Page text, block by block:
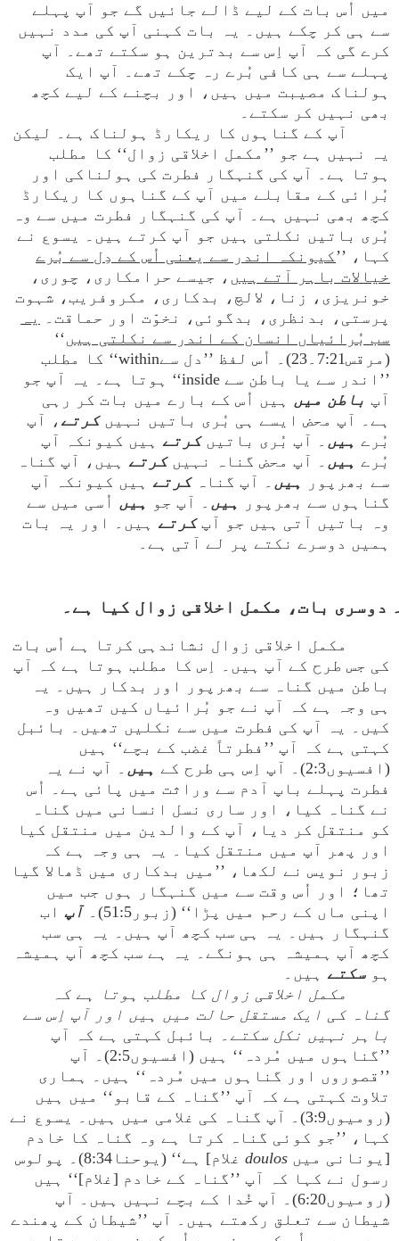
میں اُس بات کے لیے ڈالے جائیں گے جو آپ پہلے
سے ہی کر چکے ہیں۔ یہ بات کہنی آپ کی مدد نہیں
کرے گی کہ آپ اِس سے بدترین ہو سکتے تھے۔ آپ
پہلے سے ہی کافی بُرے رہ چکے تھے۔ آپ ایک
ہولناک مصیبت میں ہیں، اور بچنے کے لیے کچھ
بھی نہیں کر سکتے۔
آپ کے گناہوں کا ریکارڈ ہولناک ہے۔ لیکن
یہ نہیں ہے جو ’’مکمل اخلاقی زوال‘‘ کا مطلب
ہوتا ہے۔ آپ کی گنہگار فطرت کی ہولناکی اور
بُرائی کے مقابلے میں آپ کے گناہوں کا ریکارڈ
کچھ بھی نہیں ہے۔ آپ کی گنہگار فطرت میں سے وہ
بُری باتیں نکلتی ہیں جو آپ کرتے ہیں۔ یسوع نے
کہا، ’’کیونکہ اندر سے یعنی اُس کے دِل سے بُرے
خیالات باہر آتے ہیں ، جیسے حرامکاری، چوری،
خونریزی، زنا، لالچ، بدکاری، مکروفریب، شہوت
پرستی، بدنظری، بدگوئی، نخوّت اور حماقت۔
یہ
سب بُرائیاں انسان کے اندر سے نکلتی ہیں‘‘
(مرقس7:21۔23)۔ اُس لفظ ’’دل سےwithin‘‘ کا مطلب
’’اندر سے یا باطن سے inside‘‘ ہوتا ہے۔ یہ آپ جو
آپ باطن میں ہیں اُس کے بارے میں بات کر رہی
ہے۔ آپ محض ایسے ہی بُری باتیں نہیںکرتے ، آپ
بُرے ہیں ۔ آپ بُری باتیںکرتے ہیں کیونکہ آپ
بُرے ہیں ۔ آپ محض گناہ نہیںکرتے ہیں، آپ گناہ
سے بھرپور
ہیں ۔ آپ گناہکرتے ہیں کیونکہ آپ
گناہوں سے بھرپور
ہیں ۔ آپ جو ہیں اُسی میں سے
وہ باتیں آتی ہیں جو آپکرتے ہیں۔ اور یہ بات
ہمیں دوسرے نکتے پر لے آتی ہے۔
مکمل اخلاقی زوال نشاندہی کرتا ہے اُس بات
کی جس طرح کے آپ ہیں۔ اِس کا مطلب ہوتا ہے کہ آپ
باطن میں گناہ سے بھرپور اور بدکار ہیں۔ یہ
ہی وجہ ہے کہ آپ نے جو بُرائیاں کیں تھیں وہ
کیں۔ یہ آپ کی فطرت میں سے نکلیں تھیں۔ بائبل
کہتی ہے کہ آپ ’’فطرتاً غضب کے بچے‘‘ ہیں
(افسیوں2:3)۔ آپ اِس ہی طرح کے
ہیں ۔ آپ نے یہ
فطرت پہلے باپ آدم سے وراثت میں پائی ہے۔ اُس
نے گناہ کیا، اور ساری نسل انسانی میں گناہ
کو منتقل کر دیا، آپ کے والدین میں منتقل کیا
اور پھر آپ میں منتقل کیا۔ یہ ہی وجہ ہے کہ
زبور نویس نے لکھا، ’’میں بدکاری میں ڈھالا گیا
تھا؛ اور اُس وقت سے میں گنہگار ہوں جب میں
اپنی ماں کے رحم میں پڑا‘‘ (زبور51:5)۔
آپ اب
گنہگار ہیں۔ یہ ہی سب کچھ آپ ہیں۔ یہ ہی سب
کچھ آپ ہمیشہ ہی ہونگے۔ یہ ہے سب کچھ آپ ہمیشہ
ہو سکتے ہیں۔
مکمل اخلاقی زوال کا مطلب ہوتا ہے کہ
گناہ کی ایک مستقل حالت میں ہیں اور آپ اِس سے
باہر نہیں نکل سکتے ۔ بائبل کہتی ہے کہ آپ
’’گناہوں میں مُردہ‘‘ ہیں (افسیوں2:5)۔ آپ
’’قصوروں اور گناہوں میں مُردہ‘‘ ہیں۔ ہماری
تلاوت کہتی ہے کہ آپ ’’گناہ کے قابو‘‘ میں ہیں
(رومیوں3:9)۔ آپ گناہ کی غلامی میں ہیں۔ یسوع نے
کہا، ’’جو کوئی گناہ کرتا ہے وہ گناہ کا خادم
[یونانی میں doulos
غلام] ہے‘‘ (یوحنا8:34)۔ پولوس
رسول نے کہا کہ آپ ’’گناہ کے خادم [غلام]‘‘ ہیں
(رومیوں6:20)۔ آپ خُدا کے بچے نہیں ہیں۔ آپ
شیطان سے تعلق رکھتے ہیں۔ آپ ’’شیطان کے پھندے